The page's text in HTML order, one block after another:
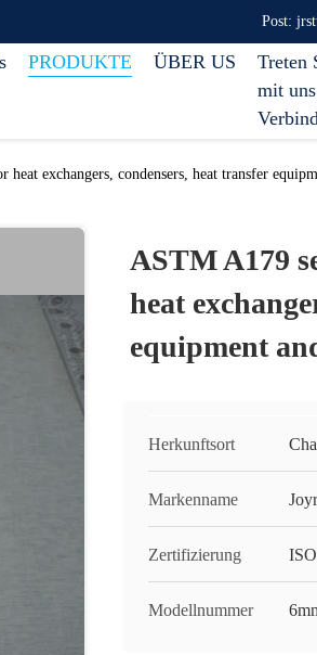
Post:
PRODUKTE ÜBER US
Treten
mit
exchangers, condensers, heat transfer
ASTM A179
heat
equipment
Herkunftsort
Markenname
Zertifizierung
Modellnummer